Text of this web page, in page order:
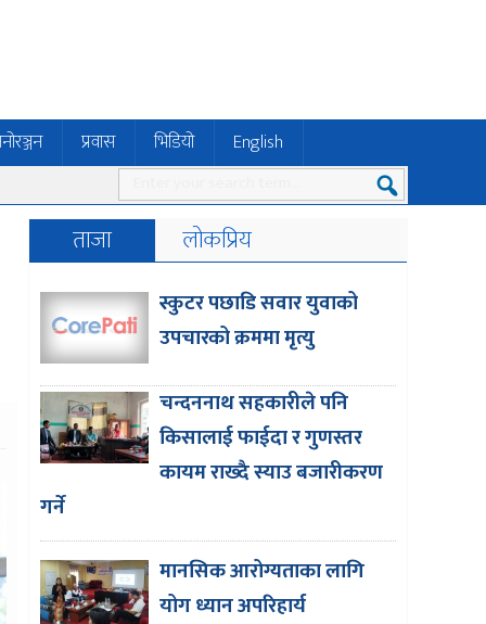
प्रवास भिडियो English
ताजा लोकप्रिय
स्कुटर पछाडि सवार युवाको
उपचारको क्रममा मृत्यु
चन्दननाथ सहकारीले पनि
किसालाई फाईदा र गुणस्तर
कायम राख्दै स्याउ बजारीकरण
गर्ने
मानसिक आरोग्यताका लागि
योग ध्यान अपरिहार्य